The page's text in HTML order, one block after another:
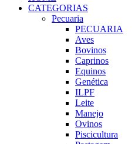
CATEGORIAS
Pecuaria
PECUARIA
Aves
Bovinos
Caprinos
Equinos
Genética
ILPF
Leite
Manejo
Ovinos
Piscicultura